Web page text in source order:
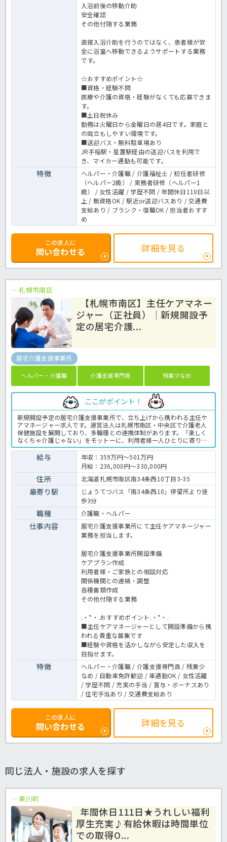
入浴前後の移動介助
安全確認
その他付随する業務
直接入浴介助を行うのではなく、患者様が安
全に浴室へ移動できるようサポートする業務
です。
☆おすすめポイント☆
■資格・経験不問
医療や介護の資格・経験がなくても応募できま
す。
■土日祝休み
勤務は火曜日から金曜日の週4日です。家庭と
の両立もしやすい環境です。
■送迎バス・無料駐車場あり
JR手稲駅・星置駅経由の送迎バスを利用で
き、マイカー通勤も可能です。
特徴
ヘルパー・介護職 / 介護福祉士 / 初任者研修
（ヘルパー2級） / 実務者研修（ヘルパー1
級） / 女性活躍 / 学歴不問 / 年間休日110日以
上 / 無資格OK / 駅近or送迎バスあり / 交通費
支給あり / ブランク・復職OK / 担当者おすす
め
この求人に
問い合わせる 詳細を見る
札幌市南区
【札幌市南区】主任ケアマネー
ジャー（正社員）｜新規開設予
定の居宅介護...
居宅介護支援事業所
ヘルパー・介護職 介護支援専門員 残業少なめ
ここがポイント！
新規開設予定の居宅介護支援事業所で、立ち上げから携われる主任ケ
アマネージャー求人です。運営法人は札幌市南区・中央区で介護老人
保健施設を展開しており、多職種との連携体制があります。「楽しく
なくちゃ介護じゃない」をモットーに、利用者様一人ひとりに寄り添
うサービスを提供しています。職場の雰囲気や仕事内容について詳し
く知りたい方は、見学やご相談からでも歓迎しています。お気軽にお
問い合わせください。新しい事業所づくりに興味がある方や、これま
でのケアマネジメント経験を活かしてステップアップしたい方におす
すめです。介護支援専門員の業務全般です。〈介護支援専門員 正職
員 居宅支援事業所の求人〉
給与
年収：359万円～501万円
月給：236,000円～330,000円
住所 北海道札幌市南区南34条西10丁目3-35
最寄り駅
じょうてつバス「南34条西10」停留所より徒
歩3分
職種 介護職・ヘルパー
仕事内容
居宅介護支援事業所にて主任ケアマネージャー
業務を担当します。
居宅介護支援事業所開設準備
ケアプラン作成
利用者様・ご家族との相談対応
関係機関との連絡・調整
各種書類作成
その他付随する業務
.・*・.おすすめポイント.・*・.
■主任ケアマネージャーとして開設準備から携
われる貴重な募集です
■経験や資格を活かしながら安定した収入を
目指せます。
特徴
ヘルパー・介護職 / 介護支援専門員 / 残業少
なめ / 自動車免許歓迎 / 車通勤OK / 女性活躍
/ 学歴不問 / 充実の手当 / 賞与・ボーナスあり
/ 住宅手当あり / 交通費支給あり
この求人に
問い合わせる 詳細を見る
同じ法人・施設の求人を探す
東川町
年間休日111日★うれしい福利
厚生充実♪有給休暇は時間単位
での取得O...